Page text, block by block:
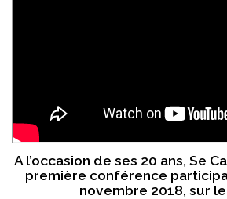
A l’occasion de ses 20 ans, Se
première conférence
novembre 2018, sur